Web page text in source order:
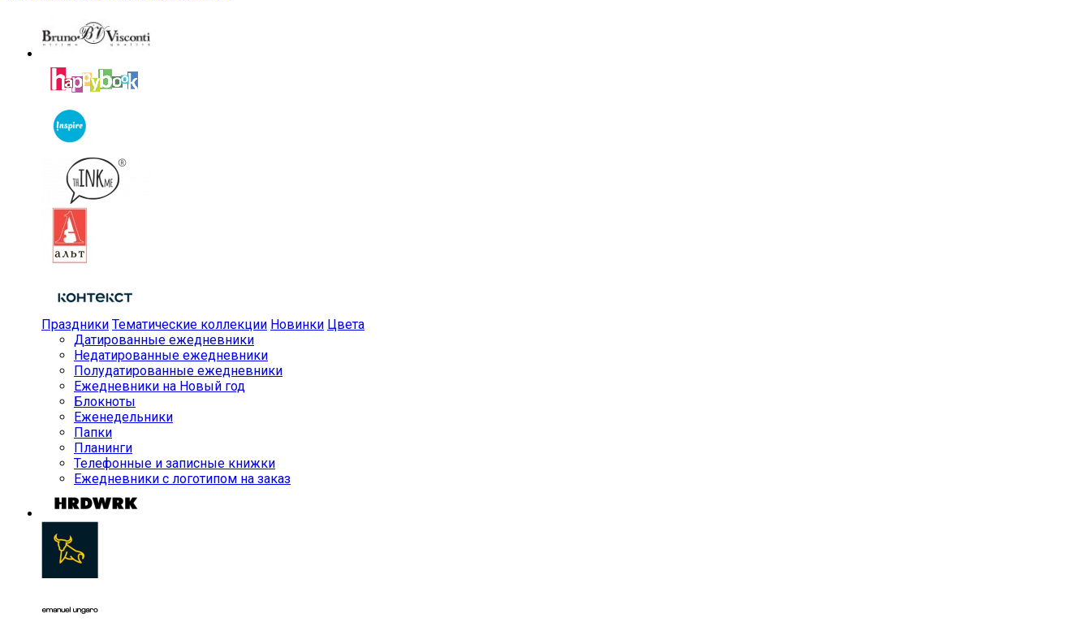
Праздники Тематические коллекции Новинки Цвета
Датированные ежедневники
Недатированные ежедневники
Полудатированные ежедневники
Ежедневники на Новый год
Блокноты
Еженедельники
Папки
Планинги
Телефонные и записные книжки
Ежедневники с логотипом на заказ